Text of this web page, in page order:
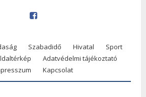
Szabadidő Hivatal
Sport
Adatvédelmi tájékoztató
Kapcsolat